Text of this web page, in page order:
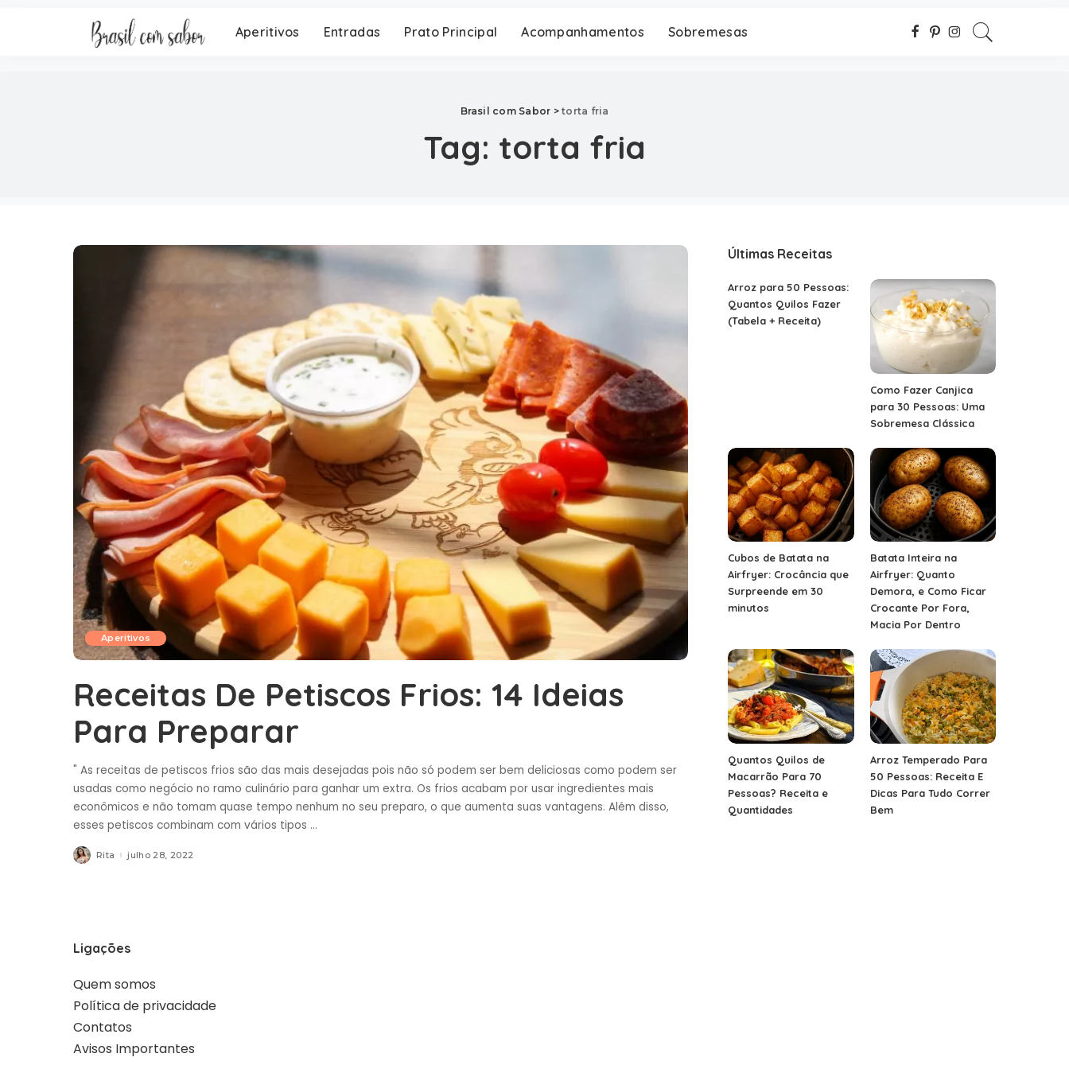
Aperitivos Entradas Prato Principal Acompanhamentos Sobremesas
Brasil com Sabor >torta fria
Tag: torta fria
Aperitivos
Receitas De Petiscos Frios: 14 Ideias
Para Preparar
" As receitas de petiscos frios são das mais desejadas pois não só podem ser bem deliciosas como podem ser
usadas como negócio no ramo culinário para ganhar um extra. Os frios acabam por usar ingredientes mais
econômicos e não tomam quase tempo nenhum no seu preparo, o que aumenta suas vantagens. Além disso,
esses petiscos combinam com vários tipos ...
Posted
by
Rita julho 28, 2022
Últimas Receitas
Arroz para 50 Pessoas:
Quantos Quilos Fazer
(Tabela + Receita)
Como Fazer Canjica
para 30 Pessoas: Uma
Sobremesa Clássica
Cubos de Batata na
Airfryer: Crocância que
Surpreende em 30
minutos
Batata Inteira na
Airfryer: Quanto
Demora, e Como Ficar
Crocante Por Fora,
Macia Por Dentro
Quantos Quilos de
Macarrão Para 70
Pessoas? Receita e
Quantidades
Arroz Temperado Para
50 Pessoas: Receita E
Dicas Para Tudo Correr
Bem
Ligações
Quem somos
Política de privacidade
Contatos
Avisos Importantes